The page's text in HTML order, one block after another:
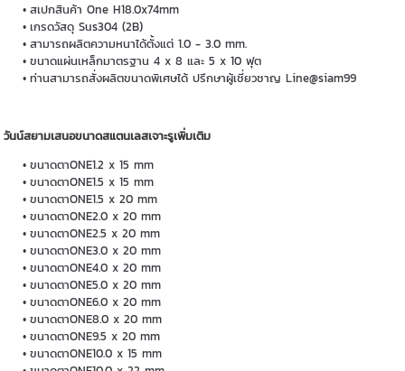
สเปกสินค้า One H18.0x74mm
เกรดวัสดุ Sus304 (2B)
สามารถผลิตความหนาได้ตั้งแต่ 1.0 - 3.0 mm.
ขนาดแผ่นเหล็กมาตรฐาน 4 x 8 และ 5 x 10 ฟุต
ท่านสามารถสั่งผลิตขนาดพิเศษได้ ปรึกษาผู้เชี่ยวชาญ Line@siam99
วันน์สยามเสนอขนาดสแตนเลสเจาะรูเพิ่มเติม
ขนาดตาONE1.2 x 15 mm
ขนาดตาONE1.5 x 15 mm
ขนาดตาONE1.5 x 20 mm
ขนาดตาONE2.0 x 20 mm
ขนาดตาONE2.5 x 20 mm
ขนาดตาONE3.0 x 20 mm
ขนาดตาONE4.0 x 20 mm
ขนาดตาONE5.0 x 20 mm
ขนาดตาONE6.0 x 20 mm
ขนาดตาONE8.0 x 20 mm
ขนาดตาONE9.5 x 20 mm
ขนาดตาONE10.0 x 15 mm